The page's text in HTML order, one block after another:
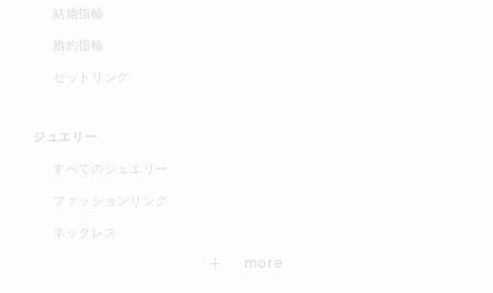
結婚指輪
婚約指輪
セットリング
ジュエリー
すべてのジュエリー
ファッションリング
ネックレス